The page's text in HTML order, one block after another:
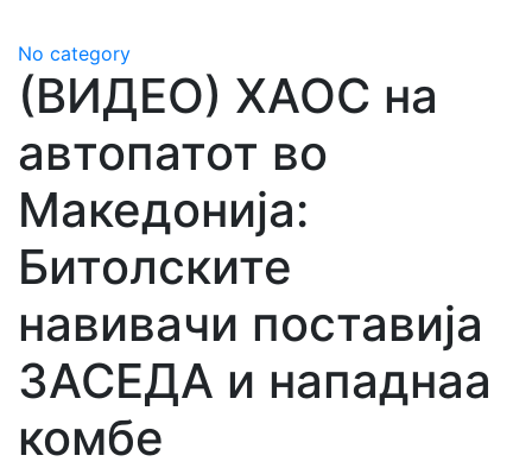
No category
(ВИДЕО) ХАОС на
автопатот во
Македонија:
Битолските
навивачи поставија
ЗАСЕДА и нападнаа
комбе